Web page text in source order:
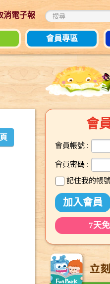
消電子報
會員專區
會
會員帳號 :
會員密碼 :
記住我的帳
加入會員
7天